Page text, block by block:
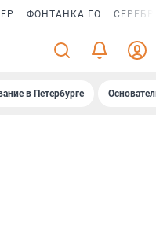
ФОНТАНКА ГО
в Петербурге